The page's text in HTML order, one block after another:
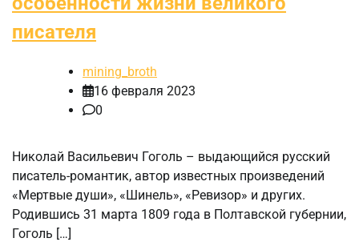
писателя
mining_broth
16 февраля 2023
0
Николай Васильевич Гоголь – выдающийся русский
писатель-романтик, автор известных произведений
«Мертвые души», «Шинель», «Ревизор» и других.
Родившись 31 марта 1809 года в Полтавской губернии,
Гоголь […]